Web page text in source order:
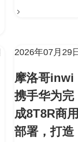
2026年07月29
摩洛哥inwi
携手华为完
成8T8R商
部署，打造